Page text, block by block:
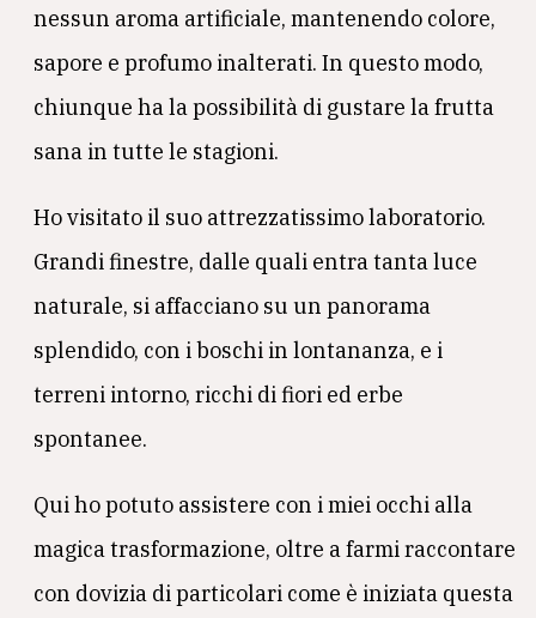
nessun aroma artificiale, mantenendo colore,
sapore e profumo inalterati. In questo modo,
chiunque ha la possibilità di gustare la frutta
sana in tutte le stagioni.
Ho visitato il suo attrezzatissimo laboratorio.
Grandi finestre, dalle quali entra tanta luce
naturale, si affacciano su un panorama
splendido, con i boschi in lontananza, e i
terreni intorno, ricchi di fiori ed erbe
spontanee.
Qui ho potuto assistere con i miei occhi alla
magica trasformazione, oltre a farmi raccontare
con dovizia di particolari come è iniziata questa